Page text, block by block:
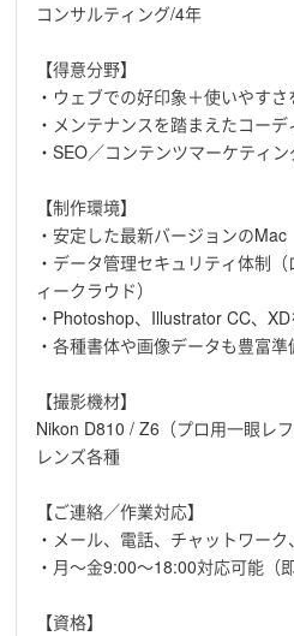
コンサルティング/4年
【得意分野】
・ウェブでの好印象＋使いやす
・メンテナンスを踏まえたコーデ
・SEO／コンテンツマーケティン
【制作環境】
・安定した最新バージョンのMac
・データ管理セキュリティ体制
ィークラウド）
・Photoshop、Illustrator CC、
・各種書体や画像データも豊富準
【撮影機材】
Nikon D810 / Z6（プロ用一眼レフ
レンズ各種
【ご連絡／作業対応】
・メール、電話、チャットワー
・月〜金9:00〜18:00対応可能（
【資格】